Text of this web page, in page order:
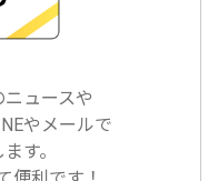
ュースや
やメールで
す。